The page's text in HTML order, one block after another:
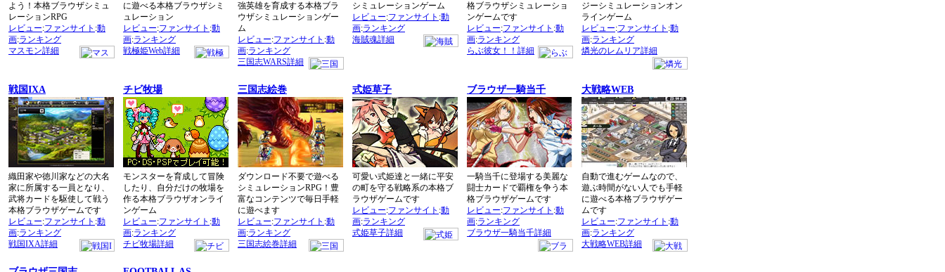
よう！本格ブラウザシミュ
レーションRPG
レビュー:ファンサイト :動
画:ランキング
マスモン詳細
に遊べる本格ブラウザシミ
ュレーション
レビュー:ファンサイト :動
画:ランキング
戦極姫Web詳細
強英雄を育成する本格ブラ
ウザシミュレーションゲー
ム
レビュー:ファンサイト :動
画:ランキング
三国志WARS詳細
シミュレーションゲーム
レビュー:ファンサイト :動
画:ランキング
海賊魂詳細
格ブラウザシミュレーショ
ンゲームです
レビュー:ファンサイト :動
画:ランキング
らぶ彼女！！詳細
ジーシミュレーションオン
ラインゲーム
レビュー:ファンサイト :動
画:ランキング
燐光のレムリア詳細
戦国IXA
織田家や徳川家などの大名
家に所属する一員となり、
武将カードを駆使して戦う
本格ブラウザゲームです
レビュー:ファンサイト :動
画:ランキング
戦国IXA詳細
チビ牧場
モンスターを育成して冒険
したり、自分だけの牧場を
作る本格ブラウザオンライ
ンゲーム
レビュー:ファンサイト :動
画:ランキング
チビ牧場詳細
三国志絵巻
ダウンロード不要で遊べる
シミュレーションRPG！豊
富なコンテンツで毎日手軽
に遊べます
レビュー:ファンサイト :動
画:ランキング
三国志絵巻詳細
式姫草子
可愛い式姫達と一緒に平安
の町を守る戦略系の本格ブ
ラウザゲームです
レビュー:ファンサイト :動
画:ランキング
式姫草子詳細
ブラウザ一騎当千
一騎当千に登場する美麗な
闘士カードで覇権を争う本
格ブラウザゲームです
レビュー:ファンサイト :動
画:ランキング
ブラウザ一騎当千詳細
大戦略WEB
自動で進むゲームなので、
遊ぶ時間がない人でも手軽
に遊べる本格ブラウザゲー
ムです
レビュー:ファンサイト :動
画:ランキング
大戦略WEB詳細